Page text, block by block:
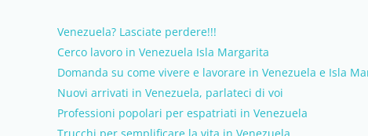
Venezuela? Lasciate perdere!!!
Cerco lavoro in Venezuela Isla Margarita
Domanda su come vivere e lavorare in Venezuela e Isla
Nuovi arrivati in Venezuela, parlateci di voi
Professioni popolari per espatriati in Venezuela